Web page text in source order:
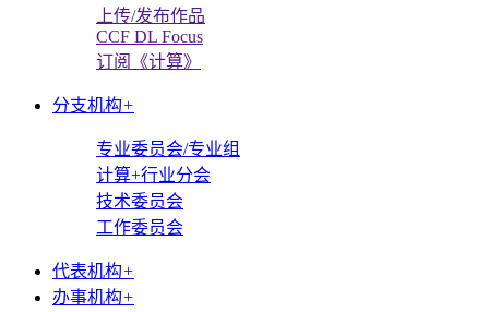
上传/发布作品
CCF DL Focus
订阅《计算》
分支机构+
专业委员会/专业组
计算+行业分会
技术委员会
工作委员会
代表机构+
办事机构+